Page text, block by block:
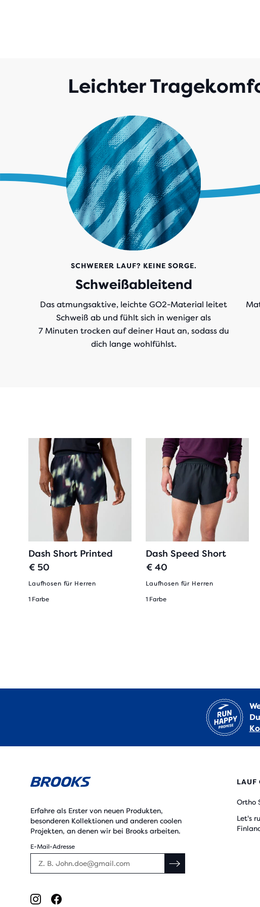
Leichter
SCHWERER LAUF? KEINE SORGE.
Schweißableitend
Das atmungsaktive, leichte GO2-Material leitet
Schweiß ab und fühlt sich in weniger als
7 Minuten trocken auf deiner Haut an, sodass du
dich lange wohlfühlst.
Dash Short Printed
€ 50
Laufhosen für Herren
1 Farbe
Dash Speed Short
€ 40
Laufhosen für Herren
1 Farbe
Erfahre als Erster von neuen Produkten,
besonderen Kollektionen und anderen coolen
Projekten, an denen wir bei Brooks arbeiten.
E-Mail-Adresse
LAUF
Ortho
Let's